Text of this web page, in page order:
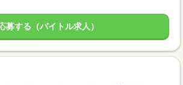
募する（バイトル求人）